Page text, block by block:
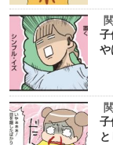
子
や
子